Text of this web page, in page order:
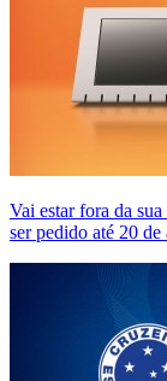
Vai estar fora da
ser pedido até 20 de